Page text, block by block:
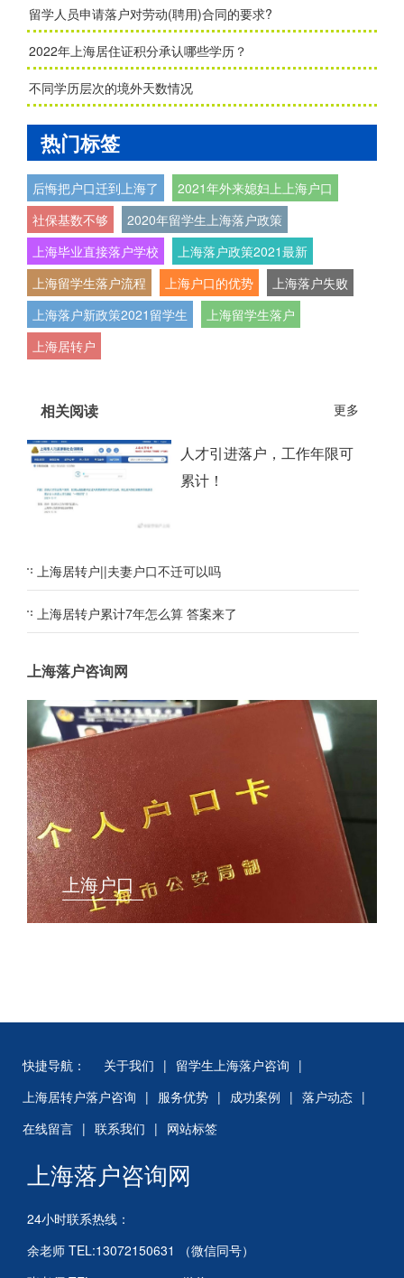
留学人员申请落户对劳动(聘用)合同的要求?
2022年上海居住证积分承认哪些学历？
不同学历层次的境外天数情况
热门标签
后悔把户口迁到上海了
2021年外来媳妇上上海户口
社保基数不够
2020年留学生上海落户政策
上海毕业直接落户学校
上海落户政策2021最新
上海留学生落户流程
上海户口的优势
上海落户失败
上海落户新政策2021留学生
上海留学生落户
上海居转户
相关阅读 更多
人才引进落户，工作年限可
累计！
上海居转户||夫妻户口不迁可以吗
上海居转户累计7年怎么算 答案来了
上海落户咨询网
上海户口
快捷导航： 关于我们 | 留学生上海落户咨询 |
上海居转户落户咨询 | 服务优势 | 成功案例 | 落户动态 |
在线留言 | 联系我们 | 网站标签
上海落户咨询网
24小时联系热线：
余老师 TEL:13072150631 （微信同号）